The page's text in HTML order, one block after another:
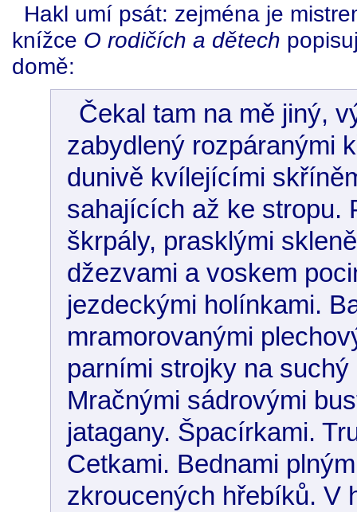
Hakl umí psát: zejména je
knížce O rodičích a dětech
domě:
Čekal tam na mě jiný,
zabydlený rozpáranými
dunivě kvílejícími
sahajících až ke stropu.
škrpály, prasklými
džezvami a voskem
jezdeckými holínkami.
mramorovanými
parními strojky na
Mračnými sádrovými
jatagany. Špacírkami.
Cetkami. Bednami
zkroucených hřebíků. V